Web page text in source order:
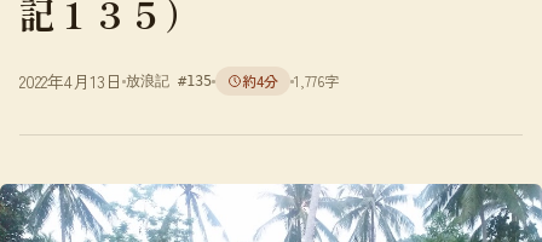
記１３５）
2022年4月13日 放浪記 #135 約4分 1,776字